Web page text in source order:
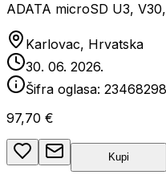
ADATA microSD U3,
Karlovac, Hrvatska
30. 06. 2026.
Šifra oglasa:
97,70 €
Kupi